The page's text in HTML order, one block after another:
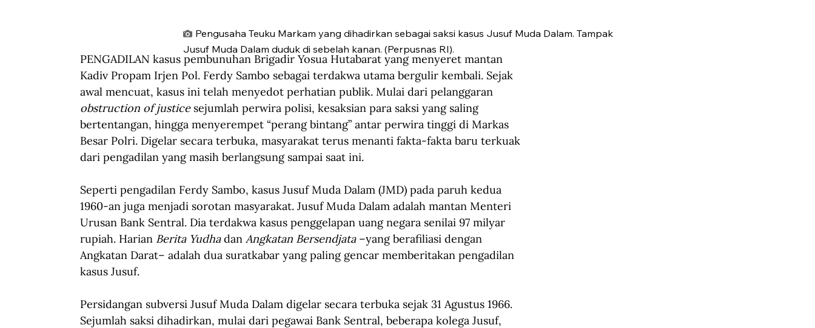
Pengusaha Teuku Markam yang dihadirkan sebagai saksi kasus Jusuf Muda Dalam. Tampak
Jusuf Muda Dalam duduk di sebelah kanan. (Perpusnas RI).
PENGADILAN kasus pembunuhan Brigadir Yosua Hutabarat yang menyeret mantan
Kadiv Propam Irjen Pol. Ferdy Sambo sebagai terdakwa utama bergulir kembali. Sejak
awal mencuat, kasus ini telah menyedot perhatian publik. Mulai dari pelanggaran
obstruction of justice sejumlah perwira polisi, kesaksian para saksi yang saling
bertentangan, hingga menyerempet “perang bintang” antar perwira tinggi di Markas
Besar Polri. Digelar secara terbuka, masyarakat terus menanti fakta-fakta baru terkuak
dari pengadilan yang masih berlangsung sampai saat ini.
Seperti pengadilan Ferdy Sambo, kasus Jusuf Muda Dalam (JMD) pada paruh kedua
1960-an juga menjadi sorotan masyarakat. Jusuf Muda Dalam adalah mantan Menteri
Urusan Bank Sentral. Dia terdakwa kasus penggelapan uang negara senilai 97 milyar
rupiah. Harian Berita Yudha dan Angkatan Bersendjata –yang berafiliasi dengan
Angkatan Darat– adalah dua suratkabar yang paling gencar memberitakan pengadilan
kasus Jusuf.
Persidangan subversi Jusuf Muda Dalam digelar secara terbuka sejak 31 Agustus 1966.
Sejumlah saksi dihadirkan, mulai dari pegawai Bank Sentral, beberapa kolega Jusuf,